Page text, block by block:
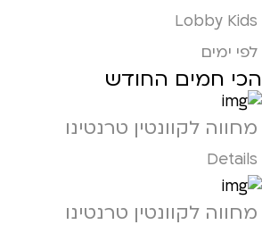
Lobby Kids
לפי ימים
הכי חמים החודש
מחווה לקוונטין טרנטינו
Details
מחווה לקוונטין טרנטינו